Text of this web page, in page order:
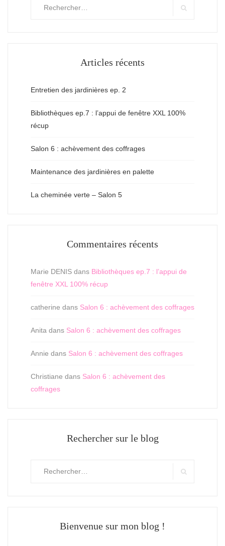
Articles récents
Entretien des jardinières ep. 2
Bibliothèques ep.7 : l’appui de fenêtre XXL 100%
récup
Salon 6 : achèvement des coffrages
Maintenance des jardinières en palette
La cheminée verte – Salon 5
Commentaires récents
Marie DENIS dans Bibliothèques ep.7 : l’appui de
fenêtre XXL 100% récup
catherine dans Salon 6 : achèvement des coffrages
Anita dans Salon 6 : achèvement des coffrages
Annie dans Salon 6 : achèvement des coffrages
Christiane dans Salon 6 : achèvement des
coffrages
Rechercher sur le blog
Bienvenue sur mon blog !